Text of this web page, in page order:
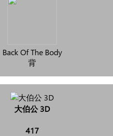
Back Of The Body
背
大伯公 3D
417